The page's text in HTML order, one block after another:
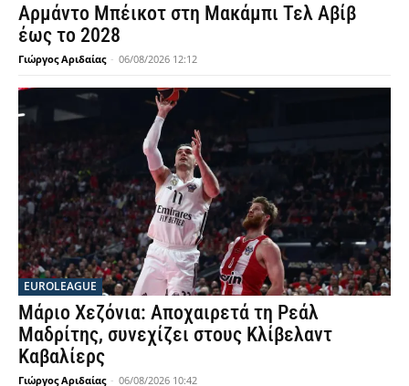
Αρμάντο Μπέικοτ στη Μακάμπι Τελ Αβίβ
έως το 2028
Γιώργος Αριδαίας - 06/08/2026 12:12
EUROLEAGUE
Μάριο Χεζόνια: Αποχαιρετά τη Ρεάλ
Μαδρίτης, συνεχίζει στους Κλίβελαντ
Καβαλίερς
Γιώργος Αριδαίας - 06/08/2026 10:42